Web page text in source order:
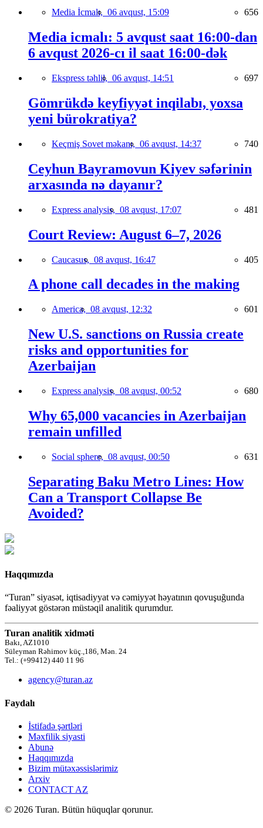
Media İcmalı, 06 avqust, 15:09 656
Media icmalı: 5 avqust saat 16:00-dan
6 avqust 2026-cı il saat 16:00-dək
Ekspress təhlil, 06 avqust, 14:51 697
Gömrükdə keyfiyyət inqilabı, yoxsa
yeni bürokratiya?
Keçmiş Sovet məkanı, 06 avqust, 14:37 740
Ceyhun Bayramovun Kiyev səfərinin
arxasında nə dayanır?
Express analysis, 08 avqust, 17:07 481
Court Review: August 6–7, 2026
Caucasus, 08 avqust, 16:47 405
A phone call decades in the making
America, 08 avqust, 12:32 601
New U.S. sanctions on Russia create
risks and opportunities for
Azerbaijan
Express analysis, 08 avqust, 00:52 680
Why 65,000 vacancies in Azerbaijan
remain unfilled
Social sphere, 08 avqust, 00:50 631
Separating Baku Metro Lines: How
Can a Transport Collapse Be
Avoided?
Haqqımızda
“Turan” siyasət, iqtisadiyyat və cəmiyyət həyatının qovuşuğunda
fəaliyyət göstərən müstəqil analitik qurumdur.
Turan analitik xidməti
Bakı, AZ1010
Süleyman Rəhimov küç.,186, Mən. 24
Tel.: (+99412) 440 11 96
agency@turan.az
Faydalı
İstifadə şərtləri
Məxfilik siyasti
Abunə
Haqqımızda
Bizim mütəxəssislərimiz
Arxiv
CONTACT AZ
© 2026 Turan. Bütün hüquqlar qorunur.